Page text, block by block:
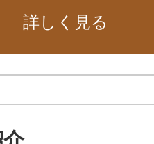
ともに進める「
！
拠点、亀岡市立
詳しく見る